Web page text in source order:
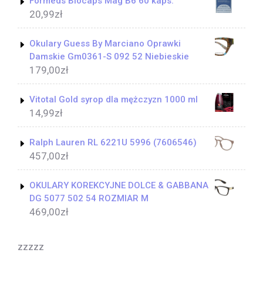
20,99zł
Okulary Guess By Marciano Oprawki
Damskie Gm0361-S 092 52 Niebieskie
179,00zł
Vitotal Gold syrop dla mężczyzn 1000 ml
14,99zł
Ralph Lauren RL 6221U 5996 (7606546)
457,00zł
OKULARY KOREKCYJNE DOLCE & GABBANA
DG 5077 502 54 ROZMIAR M
469,00zł
zzzzz